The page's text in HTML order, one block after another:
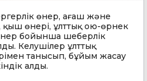
өнер, ағаш және
қыш өнері, ұлттық ою-өрнек
бойынша шеберлік
Келушілер ұлттық
танысып, бұйым жасау
алды.